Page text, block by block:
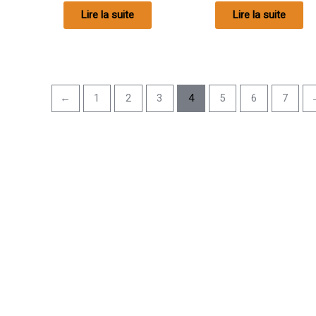
Lire la suite Lire la suite
← 1 2 3 4 5 6 7